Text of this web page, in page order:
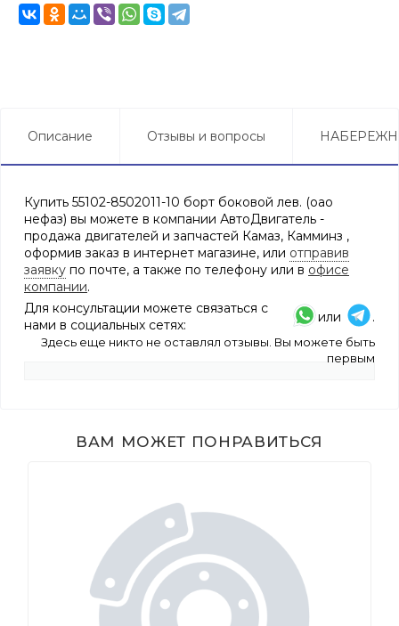
Описание Отзывы и вопросы
Купить 55102-8502011-10 борт боковой лев. (оао
нефаз) вы можете в компании АвтоДвигатель -
продажа двигателей и запчастей Камаз, Камминз ,
оформив заказ в интернет магазине, или отправив
заявку по почте, а также по телефону или в офисе
компании.
Для консультации можете связаться с
нами в социальных сетях:
или .
Здесь еще никто не оставлял отзывы. Вы можете быть
первым
ВАМ МОЖЕТ ПОНРАВИТЬСЯ